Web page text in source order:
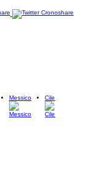
Messico Cile